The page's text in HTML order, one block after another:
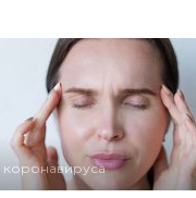
коронавируса